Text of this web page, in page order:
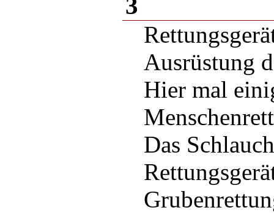
3
Ausrüstung
Hier mal
Das